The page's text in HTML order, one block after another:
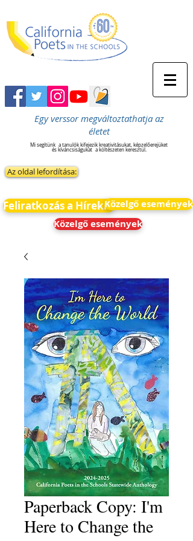
Egy verssor megváltoztathatja az
életet
Mi segítünk a tanulók kifejezik kreativitásukat, képzelőerejüket
és kíváncsiságukat a költészeten keresztül.
Az oldal lefordítása:
Feliratkozás a HírekreKözelgő események
Közelgő események
Paperback Copy: I'm
Here to Change the